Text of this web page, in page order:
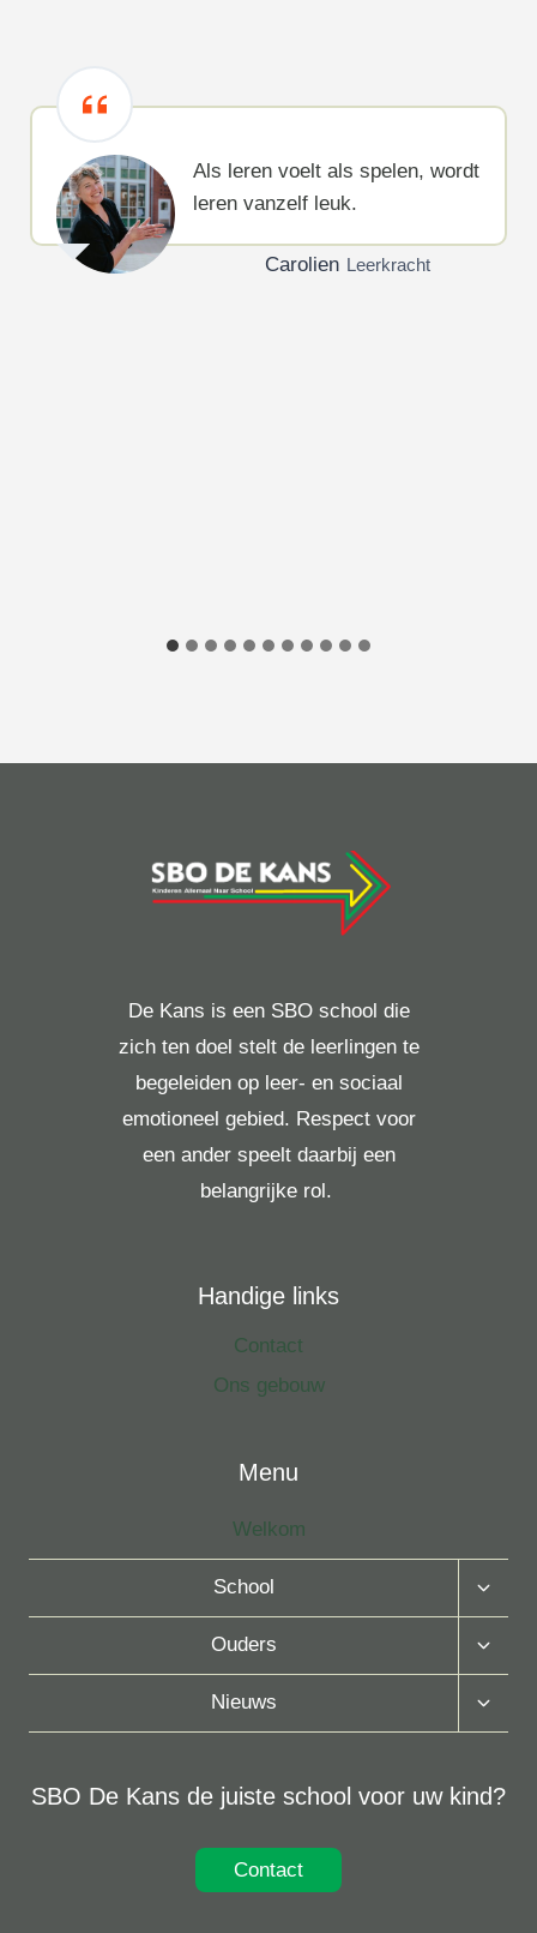
Als leren voelt als spelen, wordt
leren vanzelf leuk.
Carolien Leerkracht
De Kans is een SBO school die
zich ten doel stelt de leerlingen te
begeleiden op leer- en sociaal
emotioneel gebied. Respect voor
een ander speelt daarbij een
belangrijke rol.
Handige links
Contact
Ons gebouw
Menu
Welkom
School
Toggle
Ouders
Toggle
Nieuws
Toggle
SBO De Kans de juiste school voor uw kind?
Contact